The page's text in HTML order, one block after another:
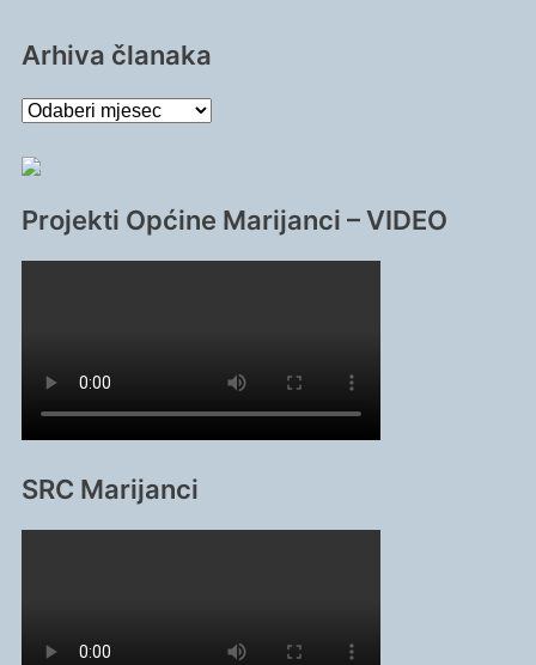
Arhiva članaka
Arhiva
Projekti Općine Marijanci – VIDEO
SRC Marijanci